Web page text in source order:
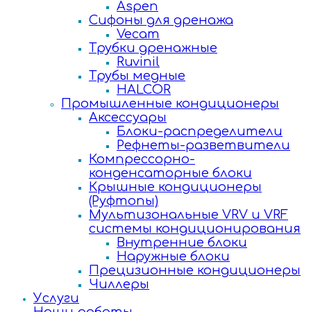
Aspen
Сифоны для дренажа
Vecam
Трубки дренажные
Ruvinil
Трубы медные
HALCOR
Промышленные кондиционеры
Аксессуары
Блоки-распределители
Рефнеты-разветвители
Компрессорно-
конденсаторные блоки
Крышные кондиционеры
(Руфтопы)
Мультизональные VRV и VRF
системы кондиционирования
Внутренние блоки
Наружные блоки
Прецизионные кондиционеры
Чиллеры
Услуги